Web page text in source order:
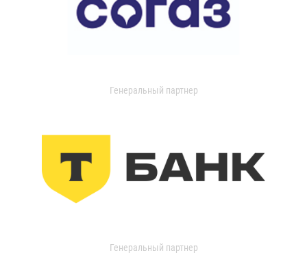
Генеральный партнер
Генеральный партнер